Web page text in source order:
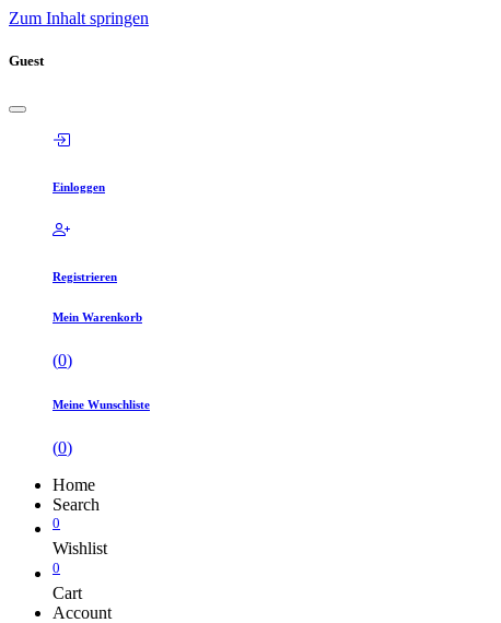
Zum Inhalt springen
Guest
Einloggen
Registrieren
Mein Warenkorb
(0)
Meine Wunschliste
(0)
Home
Search
0
Wishlist
0
Cart
Account